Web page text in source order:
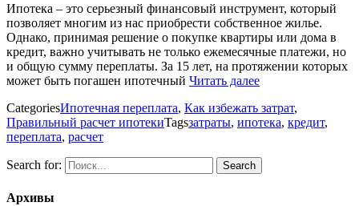
Ипотека – это серьезный финансовый инструмент, который
позволяет многим из нас приобрести собственное жилье.
Однако, принимая решение о покупке квартиры или дома в
кредит, важно учитывать не только ежемесячные платежи, но
и общую сумму переплаты. За 15 лет, на протяжении которых
может быть погашен ипотечный Читать далее
CategoriesИпотечная переплата, Как избежать затрат,
Правильный расчет ипотекиTagsзатраты, ипотека, кредит,
переплата, расчет
Search for:
Архивы